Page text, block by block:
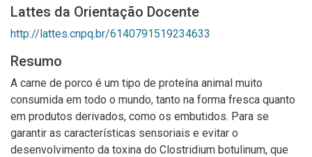
Lattes da Orientação Docente
http://lattes.cnpq.br/6140791519234633
Resumo
A carne de porco é um tipo de proteína animal muito
consumida em todo o mundo, tanto na forma fresca quanto
em produtos derivados, como os embutidos. Para se
garantir as características sensoriais e evitar o
desenvolvimento da toxina do Clostridium botulinum, que